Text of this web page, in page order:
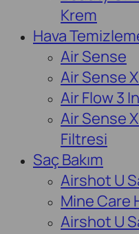
Krem
Hava
Air Sense
Air Sense
Air Flow 3
Air Sense
Filtresi
Saç Bakım
Airshot U
Mine Care
Airshot U